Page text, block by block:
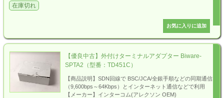
在庫切れ
【優良中古】外付けターミナルアダプター Biware-
SPTA2（型番：TD451C）
【商品説明】SDN回線で BSC/JCA/全銀手順などの同期通信
（9,600bps～64Kbps）とインターネット通信などで利用
【メーカー】インターコム(アレクソン OEM)